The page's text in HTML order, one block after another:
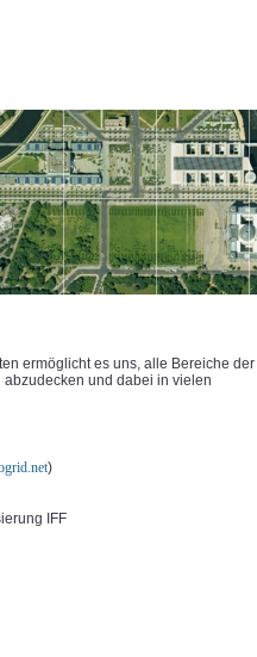
ermöglicht es uns, alle Bereiche der
und dabei in vielen
)
IFF